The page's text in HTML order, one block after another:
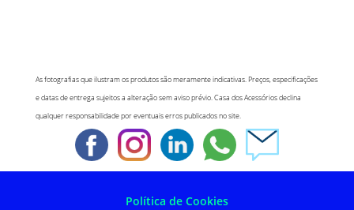
As fotografias que ilustram os produtos são meramente indicativas. Preços, especificações
e datas de entrega sujeitos a alteração sem aviso prévio. Casa dos Acessórios declina
qualquer responsabilidade por eventuais erros publicados no site.
Política de Cookies